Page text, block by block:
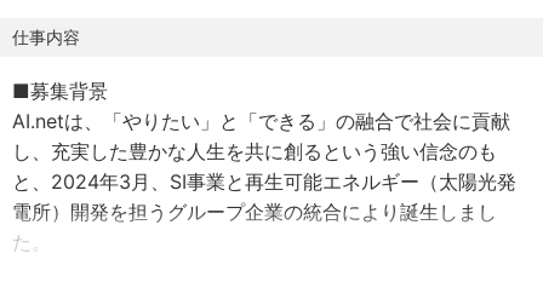
仕事内容
■募集背景
AI.netは、「やりたい」と「できる」の融合で社会に貢献
し、充実した豊かな人生を共に創るという強い信念のも
と、2024年3月、SI事業と再生可能エネルギー（太陽光発
電所）開発を担うグループ企業の統合により誕生しまし
た。